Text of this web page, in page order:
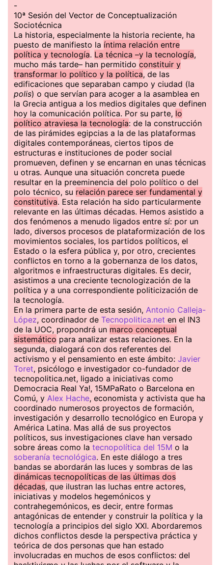
-
10ª Sesión del Vector de Conceptualización
Sociotécnica
La historia, especialmente la historia reciente, ha
puesto de manifiesto la íntima relación entre
política y tecnología. La técnica –y la tecnología,
mucho más tarde– han permitido constituir y
transformar lo político y la política, de las
edificaciones que separaban campo y ciudad (la
polis) o que servían para acoger a la asamblea en
la Grecia antigua a los medios digitales que definen
hoy la comunicación política. Por su parte, lo
político atraviesa la tecnología: de la construcción
de las pirámides egipcias a la de las plataformas
digitales contemporáneas, ciertos tipos de
estructuras e instituciones de poder social
promueven, definen y se encarnan en unas técnicas
u otras. Aunque una situación concreta puede
resultar en la preeminencia del polo político o del
polo técnico, su relación parece ser fundamental y
constitutiva. Esta relación ha sido particularmente
relevante en las últimas décadas. Hemos asistido a
dos fenómenos a menudo ligados entre sí: por un
lado, diversos procesos de plataformización de los
movimientos sociales, los partidos políticos, el
Estado o la esfera pública y, por otro, crecientes
conflictos en torno a la gobernanza de los datos,
algoritmos e infraestructuras digitales. Es decir,
asistimos a una creciente tecnologización de la
política y a una correspondiente politicización de
la tecnología.
En la primera parte de esta sesión, Antonio Calleja-
López, coordinador de Tecnopolitica.net en el IN3
de la UOC, propondrá un marco conceptual
sistemático para analizar estas relaciones. En la
segunda, dialogará con dos referentes del
activismo y el pensamiento en este ámbito: Javier
Toret, psicólogo e investigador co-fundador de
tecnopolitica.net, ligado a iniciativas como
Democracia Real Ya!, 15MPaRato o Barcelona en
Comú, y Alex Hache, economista y activista que ha
coordinado numerosos proyectos de formación,
investigación y desarrollo tecnológico en Europa y
América Latina. Mas allá de sus proyectos
políticos, sus investigaciones clave han versado
sobre áreas como la tecnopolítica del 15M o la
soberanía tecnológica. En este diálogo a tres
bandas se abordarán las luces y sombras de las
dinámicas tecnopolíticas de las últimas dos
décadas, que ilustran las luchas entre actores,
iniciativas y modelos hegemónicos y
contrahegemónicos, es decir, entre formas
antagónicas de entender y construir la política y la
tecnología a principios del siglo XXI. Abordaremos
dichos conflictos desde la perspectiva práctica y
teórica de dos personas que han estado
involucradas en muchos de esos conflictos: del